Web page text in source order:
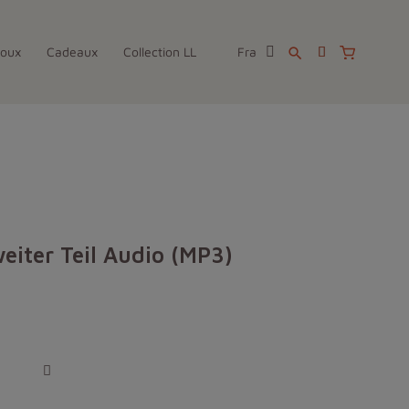
Cadeaux Collection LL Fra search
Teil Audio (MP3)